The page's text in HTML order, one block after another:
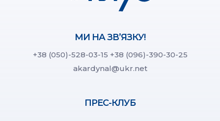
МИ НА ЗВ’ЯЗКУ!
+38 (050)-528-03-15 +38 (096)-390-30-25
akardynal@ukr.net
ПРЕС-КЛУБ